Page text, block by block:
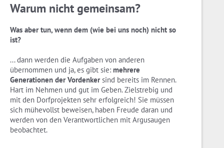
Warum nicht gemeinsam?
Was aber tun, wenn dem (wie bei uns noch) nicht so
ist?
... dann werden die Aufgaben von anderen
übernommen und ja, es gibt sie: mehrere
Generationen der Vordenkersind bereits im Rennen.
Hart im Nehmen und gut im Geben. Zielstrebig und
mit den Dorfprojekten sehr erfolgreich! Sie müssen
sich mühevollst beweisen, haben Freude daran und
werden von den Verantwortlichen mit Argusaugen
beobachtet.